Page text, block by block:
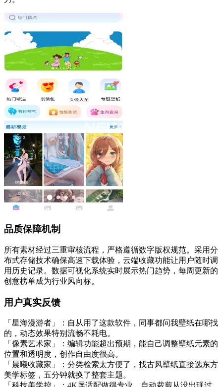
品质保障机制
所有素材经过三重审核流程，严格遵循数字版权规范。采用分
布式存储技术确保高速下载体验，云端收藏功能让用户随时调
用历史记录。数据可视化系统实时展示热门趋势，每周更新的
创意榜单成为行业风向标。
用户真实反馈
「星海漫游者」：自从用了这款软件，同事都问我壁纸在哪找
的，动态效果特别流畅不耗电。
「像素艺术家」：编辑功能超出预期，能自己调整壁纸元素的
位置和透明度，创作自由度很高。
「晨曦收藏家」：分类检索太方便了，找古风壁纸直接选东方
美学标签，五分钟就换了整套主题。